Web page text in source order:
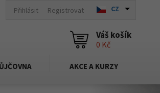
Přihlásit Registrovat CZ
Váš košík
0 Kč
AKCE A KURZY